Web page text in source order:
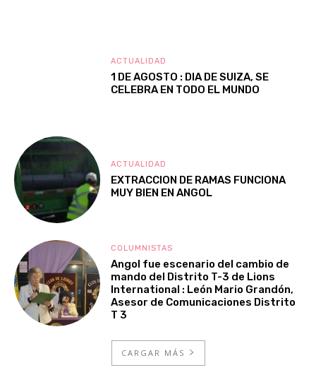
ACTUALIDAD
1 DE AGOSTO : DIA DE SUIZA, SE
CELEBRA EN TODO EL MUNDO
ACTUALIDAD
EXTRACCION DE RAMAS FUNCIONA
MUY BIEN EN ANGOL
COLUMNISTAS
Angol fue escenario del cambio de
mando del Distrito T-3 de Lions
International : León Mario Grandón,
Asesor de Comunicaciones Distrito
T 3
CARGAR MÁS